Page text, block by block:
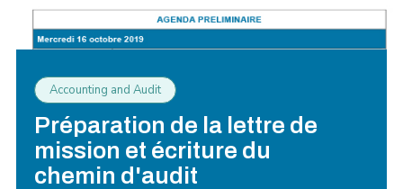
Accounting and Audit
Préparation de la lettre de
mission et écriture du
chemin d'audit